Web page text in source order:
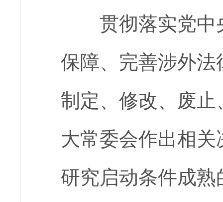
贯彻落实党中
保障、完善涉外
制定、修改、废
大常委会作出相
研究启动条件成